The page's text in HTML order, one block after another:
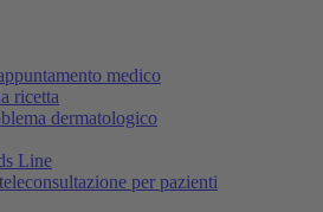
medico
ricetta
dermatologico
Line
per pazienti